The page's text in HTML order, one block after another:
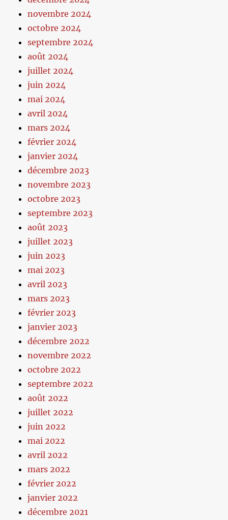
novembre 2024
octobre 2024
septembre 2024
août 2024
juillet 2024
juin 2024
mai 2024
avril 2024
mars 2024
février 2024
janvier 2024
décembre 2023
novembre 2023
octobre 2023
septembre 2023
août 2023
juillet 2023
juin 2023
mai 2023
avril 2023
mars 2023
février 2023
janvier 2023
décembre 2022
novembre 2022
octobre 2022
septembre 2022
août 2022
juillet 2022
juin 2022
mai 2022
avril 2022
mars 2022
février 2022
janvier 2022
décembre 2021